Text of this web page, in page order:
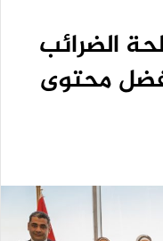
الضرائب
محتوى